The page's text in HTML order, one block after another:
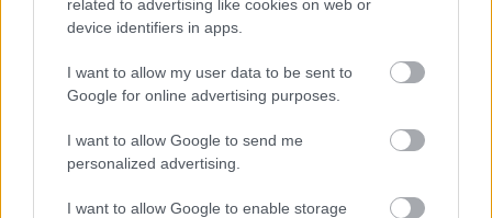
related to advertising like cookies on web or
device identifiers in apps.
I want to allow my user data to be sent to
Google for online advertising purposes.
I want to allow Google to send me
personalized advertising.
I want to allow Google to enable storage